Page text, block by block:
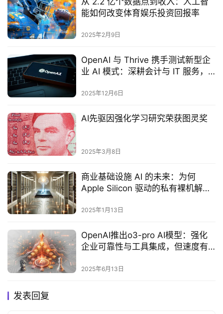
能如何改变体育娱乐投资回报率
2025年2月9日
OpenAI 与 Thrive 携手测试新型企
业 AI 模式：深耕会计与 IT 服务，
2025年12月6日
AI先驱因强化学习研究荣获图灵奖‌
2025年3月8日
商业基础设施 AI 的未来：为何
Apple Silicon 驱动的私有裸机解决
2025年1月13日
OpenAI推出o3-pro AI模型：强化
企业可靠性与工具集成，但速度有
2025年6月13日
发表回复